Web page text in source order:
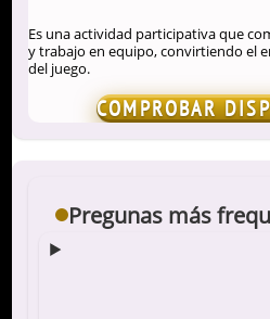
Es una actividad participativa que
y trabajo en equipo, convirtiendo el
del juego.
COMPROBAR
Pregunas más